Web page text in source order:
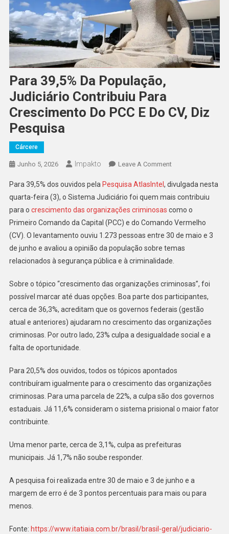
Para 39,5% Da População,
Judiciário Contribuiu Para
Crescimento Do PCC E Do CV, Diz
Pesquisa
Cárcere
Junho 5, 2026 Impakto Leave A CommentOn
39,5%
Da
População,
Judiciário
Contribuiu
Para
Crescimento
PCC
Do
Diz
Pesquisa
Para 39,5% dos ouvidos pela Pesquisa AtlasIntel , divulgada nesta
quarta-feira (3), o Sistema Judiciário foi quem mais contribuiu
para o crescimento das organizações criminosas como o
Primeiro Comando da Capital (PCC) e do Comando Vermelho
(CV). O levantamento ouviu 1.273 pessoas entre 30 de maio e 3
de junho e avaliou a opinião da população sobre temas
relacionados à segurança pública e à criminalidade.
Sobre o tópico “crescimento das organizações criminosas”, foi
possível marcar até duas opções. Boa parte dos participantes,
cerca de 36,3%, acreditam que os governos federais (gestão
atual e anteriores) ajudaram no crescimento das organizações
criminosas. Por outro lado, 23% culpa a desigualdade social e a
falta de oportunidade.
Para 20,5% dos ouvidos, todos os tópicos apontados
contribuíram igualmente para o crescimento das organizações
criminosas. Para uma parcela de 22%, a culpa são dos governos
estaduais. Já 11,6% consideram o sistema prisional o maior fator
contribuinte.
Uma menor parte, cerca de 3,1%, culpa as prefeituras
municipais. Já 1,7% não soube responder.
A pesquisa foi realizada entre 30 de maio e 3 de junho e a
margem de erro é de 3 pontos percentuais para mais ou para
menos.
Fonte: https://www.itatiaia.com.br/brasil/brasil-geral/judiciario-